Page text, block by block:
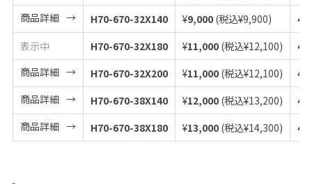
商品詳細
H70-670-32X140 ¥9,000 (税込¥9,900)
表示中
H70-670-32X180 ¥11,000 (税込¥12,100)
商品詳細
H70-670-32X200 ¥11,000 (税込¥12,100)
商品詳細
H70-670-38X140 ¥12,000 (税込¥13,200)
商品詳細
H70-670-38X180 ¥13,000 (税込¥14,300)